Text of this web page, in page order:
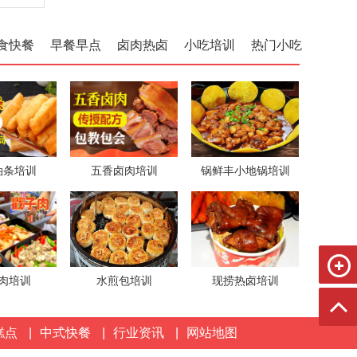
热门小吃
小吃培训
卤肉热卤
早餐早点
快餐
培训 五香卤肉培训 锅鲜丰小地锅培训
培训 水煎包培训 现捞热卤培训
点 中式快餐 行业资讯 网站地图